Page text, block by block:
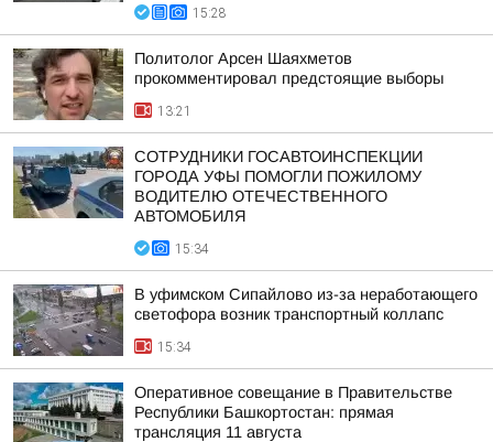
15:28
Политолог Арсен Шаяхметов
прокомментировал предстоящие выборы
13:21
СОТРУДНИКИ ГОСАВТОИНСПЕКЦИИ
ГОРОДА УФЫ ПОМОГЛИ ПОЖИЛОМУ
ВОДИТЕЛЮ ОТЕЧЕСТВЕННОГО
АВТОМОБИЛЯ
15:34
В уфимском Сипайлово из-за неработающего
светофора возник транспортный коллапс
15:34
Оперативное совещание в Правительстве
Республики Башкортостан: прямая
трансляция 11 августа